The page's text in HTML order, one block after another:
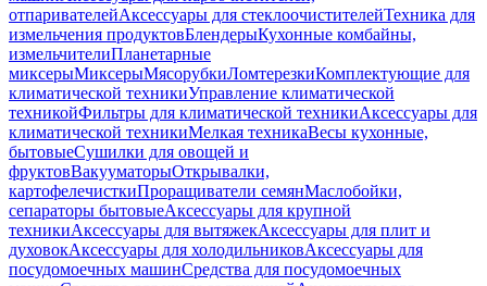
отпаривателейАксессуары для стеклоочистителейТехника для
измельчения продуктовБлендерыКухонные комбайны,
измельчителиПланетарные
миксерыМиксерыМясорубкиЛомтерезкиКомплектующие для
климатической техникиУправление климатической
техникойФильтры для климатической техникиАксессуары для
климатической техникиМелкая техникаВесы кухонные,
бытовыеСушилки для овощей и
фруктовВакууматорыОткрывалки,
картофелечисткиПроращиватели семянМаслобойки,
сепараторы бытовыеАксессуары для крупной
техникиАксессуары для вытяжекАксессуары для плит и
духовокАксессуары для холодильниковАксессуары для
посудомоечных машинСредства для посудомоечных